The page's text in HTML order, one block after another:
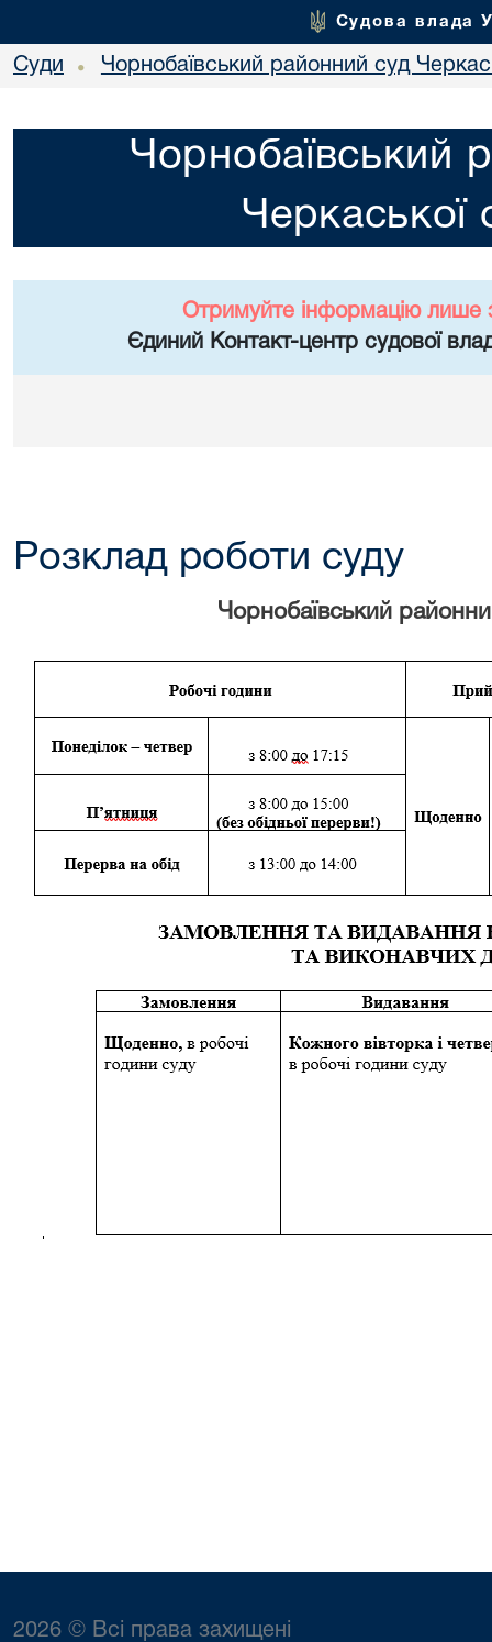
Судова влада
Суди • Чорнобаївський районний суд
Чорнобаївський
Черкаської
Отримуйте інформацію лише
Єдиний Контакт-центр судової
Розклад роботи суду
Чорнобаївський районний суд
2026 © Всі права захищені